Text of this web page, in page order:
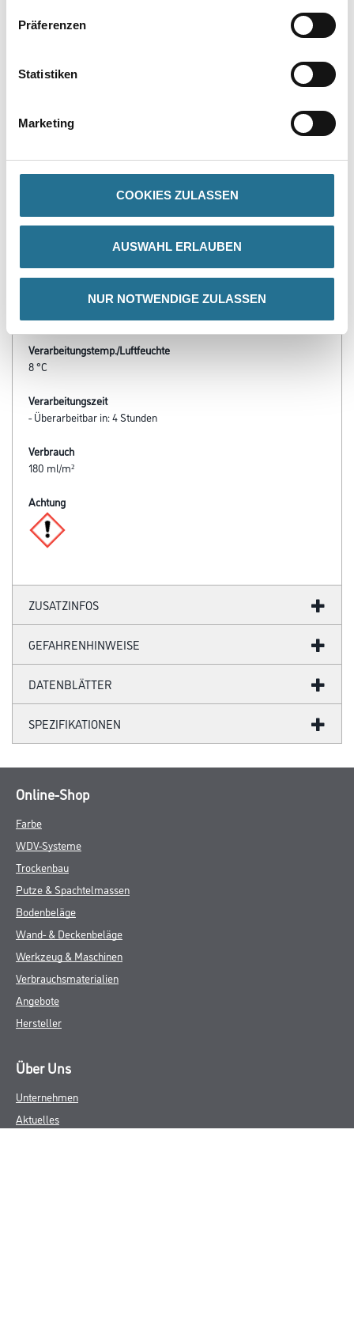
Präferenzen
Statistiken
Marketing
COOKIES ZULASSEN
AUSWAHL ERLAUBEN
NUR NOTWENDIGE ZULASSEN
- Matt
- Leicht füllend
- Wasserabweisend
- Diffusionsfähig
- Beständig gegen Industrieabgase
- Wasserverdünnbar, umweltverträglich und geruchsarm
und handelsüblichen Farbtonkollektionen
Verarbeitungstemp./Luftfeuchte
8 °C
Verarbeitungszeit
- Überarbeitbar in: 4 Stunden
Verbrauch
180 ml/m²
Achtung
ZUSATZINFOS
GEFAHRENHINWEISE
DATENBLÄTTER
SPEZIFIKATIONEN
Online-Shop
Farbe
WDV-Systeme
Trockenbau
Putze & Spachtelmassen
Bodenbeläge
Wand- & Deckenbeläge
Werkzeug & Maschinen
Verbrauchsmaterialien
Angebote
Hersteller
Über Uns
Unternehmen
Aktuelles